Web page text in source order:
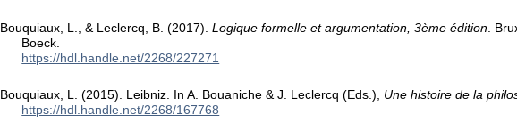
Bouquiaux, L., & Leclercq, B. (2017).Logique formelle et argumentation, 3ème édition.
Boeck.
https://hdl.handle.net/2268/227271
Bouquiaux, L. (2015). Leibniz. In A. Bouaniche & J. Leclercq (Eds.), Une histoire de la
https://hdl.handle.net/2268/167768